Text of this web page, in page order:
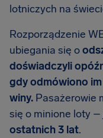
lotniczych na
Rozporządzenie
ubiegania się o
doświadczyli
gdy odmówiono im
winy. Pasażerowie
się o minione loty
ostatnich 3 lat.